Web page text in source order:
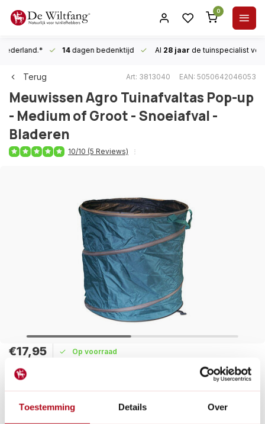
Toestemming Details Over
0
14dagen bedenktijd Al 28 jaar de tuinspecialist
Terug Art: 3813040 EAN: 5050642046053
Meuwissen AgroTuinafvaltas Pop-up
- Medium of Groot - Snoeiafval -
Bladeren
10/10 (5 Reviews)
€17,95 Op voorraad
Maak een keuze:
Levertijd: 1 - 2 werkdagen